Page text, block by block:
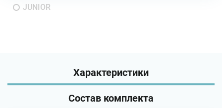
JUNIOR
Характеристики
Состав комплекта